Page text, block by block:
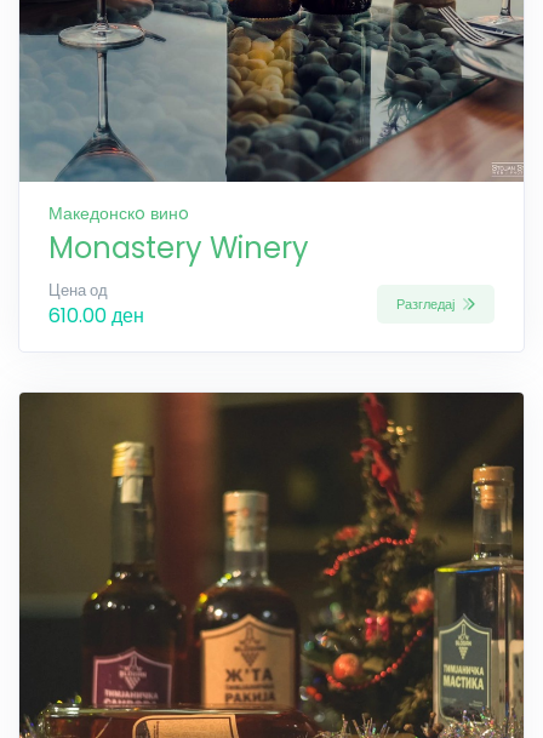
Македонскo винo
Monastery Winery
Цена од
610.00 ден Разгледај